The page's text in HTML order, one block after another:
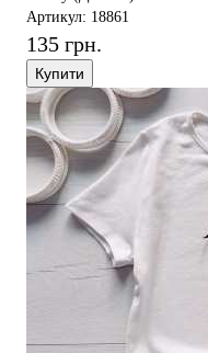
Артикул: 18861
135 грн.
Купити